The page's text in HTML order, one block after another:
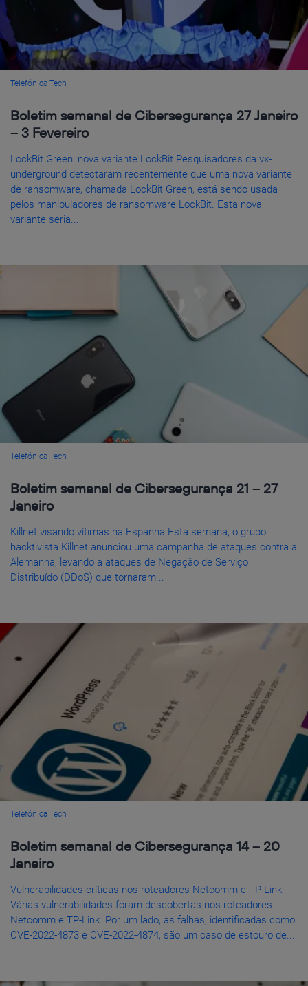
Telefónica Tech
Boletim semanal de Cibersegurança 27 Janeiro
– 3 Fevereiro
LockBit Green: nova variante LockBit Pesquisadores da vx-
underground detectaram recentemente que uma nova variante
de ransomware, chamada LockBit Green, está sendo usada
pelos manipuladores de ransomware LockBit. Esta nova
variante seria...
Telefónica Tech
Boletim semanal de Cibersegurança 21 – 27
Janeiro
Killnet visando vítimas na Espanha Esta semana, o grupo
hacktivista Killnet anunciou uma campanha de ataques contra a
Alemanha, levando a ataques de Negação de Serviço
Distribuído (DDoS) que tornaram...
Telefónica Tech
Boletim semanal de Cibersegurança 14 – 20
Janeiro
Vulnerabilidades críticas nos roteadores Netcomm e TP-Link
Várias vulnerabilidades foram descobertas nos roteadores
Netcomm e TP-Link. Por um lado, as falhas, identificadas como
CVE-2022-4873 e CVE-2022-4874, são um caso de estouro de...